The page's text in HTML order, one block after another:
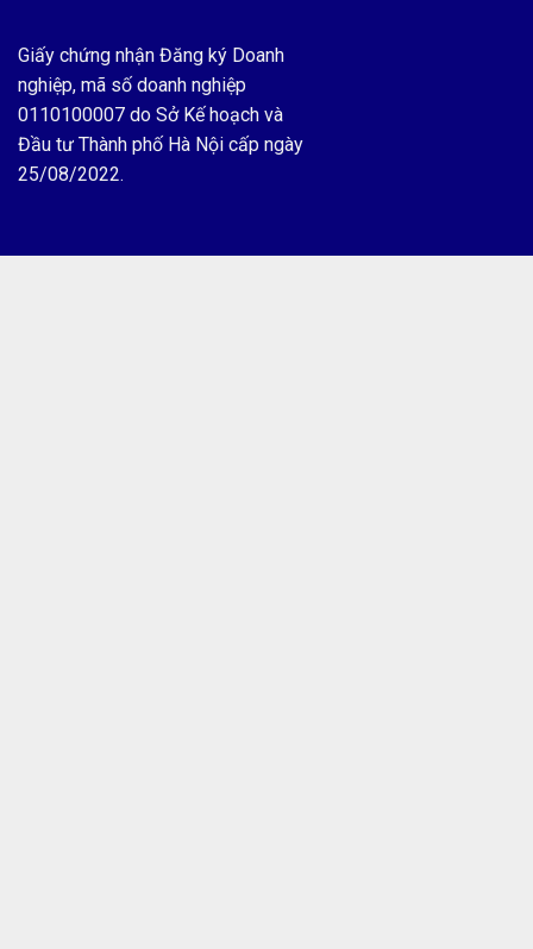
Giấy chứng nhận Đăng ký Doanh
nghiệp, mã số doanh nghiệp
0110100007 do Sở Kế hoạch và
Đầu tư Thành phố Hà Nội cấp ngày
25/08/2022.